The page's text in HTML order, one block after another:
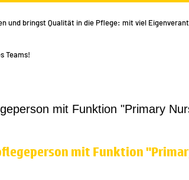
und bringst Qualität in die Pflege: mit viel
Teams!
mit Funktion "Primary
mit Funktion